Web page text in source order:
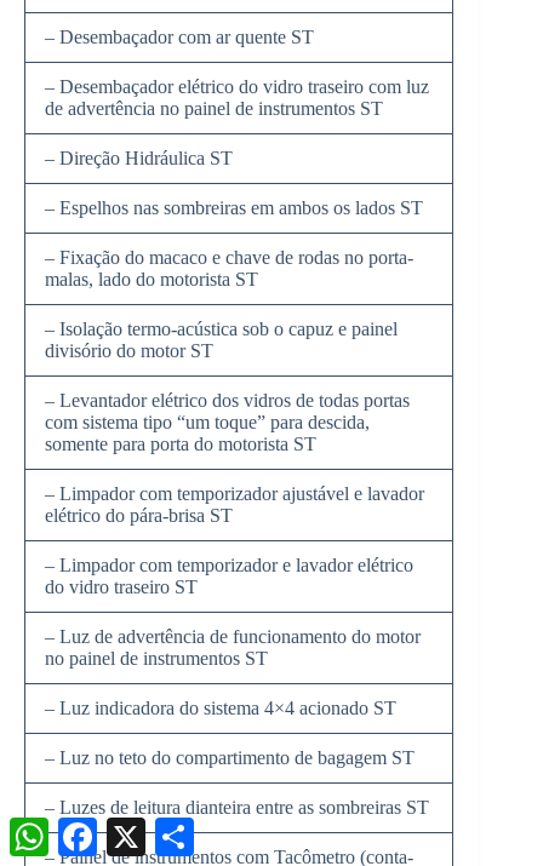
– Desembaçador com ar quente ST
– Desembaçador elétrico do vidro traseiro com luz
de advertência no painel de instrumentos ST
– Direção Hidráulica ST
– Espelhos nas sombreiras em ambos os lados ST
– Fixação do macaco e chave de rodas no porta-
malas, lado do motorista ST
– Isolação termo-acústica sob o capuz e painel
divisório do motor ST
– Levantador elétrico dos vidros de todas portas
com sistema tipo “um toque” para descida,
somente para porta do motorista ST
– Limpador com temporizador ajustável e lavador
elétrico do pára-brisa ST
– Limpador com temporizador e lavador elétrico
do vidro traseiro ST
– Luz de advertência de funcionamento do motor
no painel de instrumentos ST
– Luz indicadora do sistema 4×4 acionado ST
– Luz no teto do compartimento de bagagem ST
– Luzes de leitura dianteira entre as sombreiras ST
– Painel de instrumentos com Tacômetro (conta-
W
F
a
X